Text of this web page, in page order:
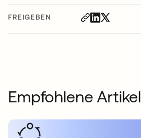
FREIGEBEN
Empfohlene Artikel